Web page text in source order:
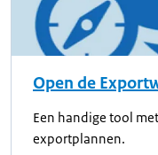
Open de
Een handige tool
exportplannen.